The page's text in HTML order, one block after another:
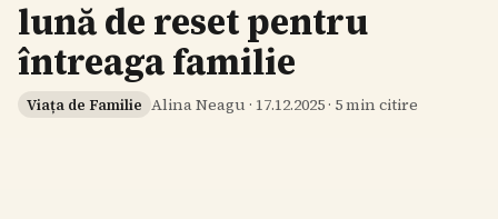
lună de reset pentru
întreaga familie
Viața de Familie Alina Neagu · 17.12.2025 · 5min citire